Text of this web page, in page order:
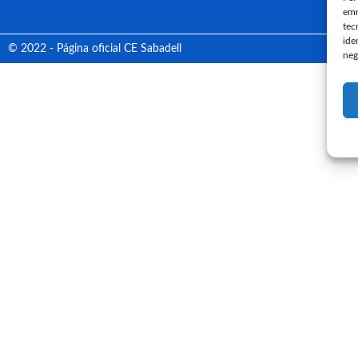
© 2022 - Página oficial CE Sabadell